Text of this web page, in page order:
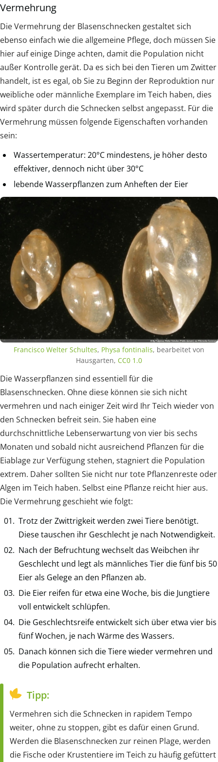
Vermehrung
Die Vermehrung der Blasenschnecken gestaltet sich
ebenso einfach wie die allgemeine Pflege, doch müssen Sie
hier auf einige Dinge achten, damit die Population nicht
außer Kontrolle gerät. Da es sich bei den Tieren um Zwitter
handelt, ist es egal, ob Sie zu Beginn der Reproduktion nur
weibliche oder männliche Exemplare im Teich haben, dies
wird später durch die Schnecken selbst angepasst. Für die
Vermehrung müssen folgende Eigenschaften vorhanden
sein:
Wassertemperatur: 20°C mindestens, je höher desto
effektiver, dennoch nicht über 30°C
lebende Wasserpflanzen zum Anheften der Eier
Francisco Welter Schultes, Physa fontinalis, bearbeitet von
Hausgarten, CC0 1.0
Die Wasserpflanzen sind essentiell für die
Blasenschnecken. Ohne diese können sie sich nicht
vermehren und nach einiger Zeit wird Ihr Teich wieder von
den Schnecken befreit sein. Sie haben eine
durchschnittliche Lebenserwartung von vier bis sechs
Monaten und sobald nicht ausreichend Pflanzen für die
Eiablage zur Verfügung stehen, stagniert die Population
extrem. Daher sollten Sie nicht nur tote Pflanzenreste oder
Algen im Teich haben. Selbst eine Pflanze reicht hier aus.
Die Vermehrung geschieht wie folgt:
Trotz der Zwittrigkeit werden zwei Tiere benötigt.
Diese tauschen ihr Geschlecht je nach Notwendigkeit.
Nach der Befruchtung wechselt das Weibchen ihr
Geschlecht und legt als männliches Tier die fünf bis 50
Eier als Gelege an den Pflanzen ab.
Die Eier reifen für etwa eine Woche, bis die Jungtiere
voll entwickelt schlüpfen.
Die Geschlechtsreife entwickelt sich über etwa vier bis
fünf Wochen, je nach Wärme des Wassers.
Danach können sich die Tiere wieder vermehren und
die Population aufrecht erhalten.
Tipp:
Vermehren sich die Schnecken in rapidem Tempo
weiter, ohne zu stoppen, gibt es dafür einen Grund.
Werden die Blasenschnecken zur reinen Plage, werden
die Fische oder Krustentiere im Teich zu häufig gefüttert